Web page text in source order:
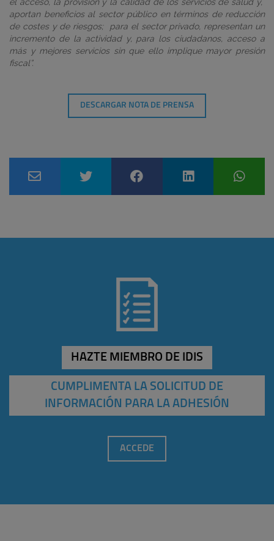
aportan beneficios al sector público en términos de reducción
de costes y de riesgos;
para el sector privado, representan un
incremento de la actividad y, para los ciudadanos, acceso a
más y mejores servicios sin que ello implique mayor presión
fiscal”.
DESCARGAR NOTA DE PRENSA
HAZTE MIEMBRO DE IDIS
CUMPLIMENTA LA SOLICITUD DE
INFORMACIÓN PARA LA ADHESIÓN
ACCEDE